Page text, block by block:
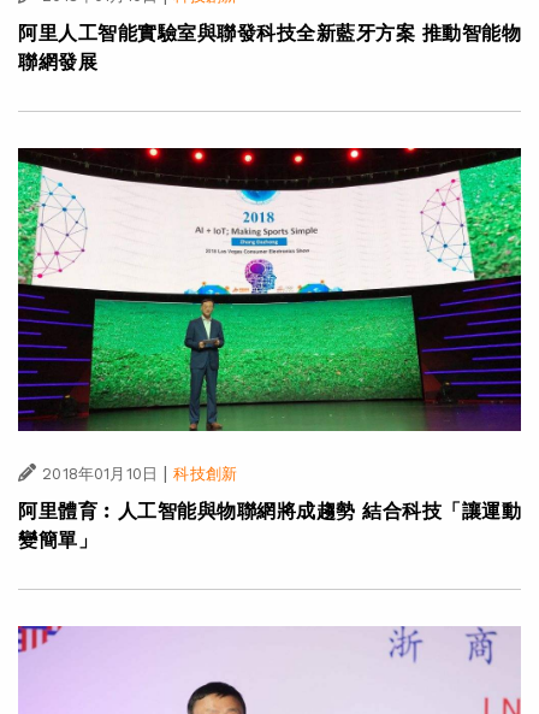
阿里人工智能實驗室與聯發科技全新藍牙方案 推動智能物
聯網發展
2018年01月10日 科技創新
阿里體育︰人工智能與物聯網將成趨勢 結合科技「讓運動
變簡單」